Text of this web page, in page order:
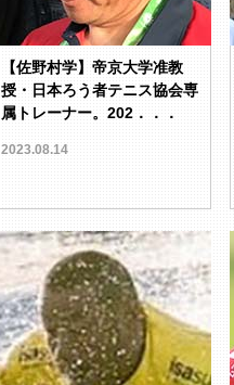
【佐野村学】帝京大学准教
授・日本ろう者テニス協会専
属トレーナー。202．．．
2023.08.14